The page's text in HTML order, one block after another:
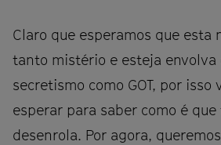
Claro que esperamos que esta
tanto mistério e esteja envolva
secretismo como GOT, por isso
esperar para saber como é que
desenrola. Por agora,